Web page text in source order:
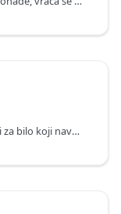
Vraća prvi položaj u tekstualnoj vrednosti za bilo koji navedeni znak (ako se ne pronađe, vraća se -1).